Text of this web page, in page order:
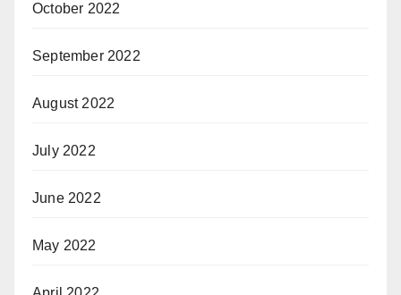
October 2022
September 2022
August 2022
July 2022
June 2022
May 2022